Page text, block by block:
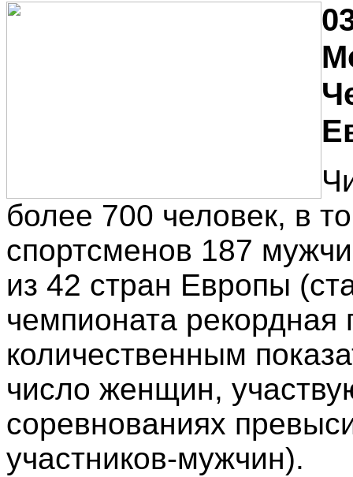
более 700 человек, в
спортсменов 187
из 42 стран Европы
чемпионата рекордная
количественным
число женщин,
соревнованиях
участников-мужчин).